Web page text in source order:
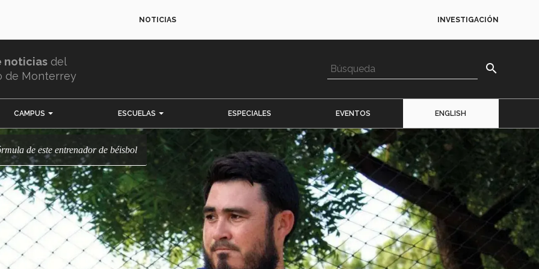
NOTICIAS INVESTIGACIÓN
noticias del
de Monterrey
search
CAMPUS ESCUELAS ESPECIALES EVENTOS ENGLISH
de este entrenador de béisbol